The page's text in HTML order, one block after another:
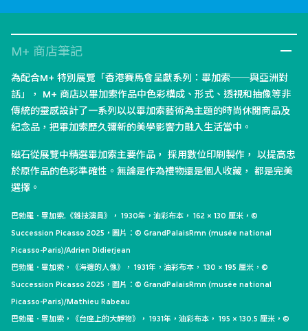
M+ 商店筆記
為配合M+ 特別展覽「香港賽馬會呈獻系列：畢加索──與亞洲對
話」， M+ 商店以畢加索作品中色彩構成、形式、透視和抽像等非
傳統的靈感設計了一系列以以畢加索藝術為主題的時尚休閒商品及
紀念品，把畢加索歷久彌新的美學影響力融入生活當中。
磁石從展覽中精選畢加索主要作品， 採用數位印刷製作， 以提高忠
於原作品的色彩準確性。無論是作為禮物還是個人收藏， 都是完美
選擇。
巴勃羅．畢加索,《雜技演員》， 1930年，油彩布本， 162 × 130 厘米，©
Succession Picasso 2025，圖片：© GrandPalaisRmn (musée national
Picasso-Paris)/Adrien Didierjean
巴勃羅．畢加索，《海邊的人像》， 1931年，油彩布本， 130 × 195 厘米，©
Succession Picasso 2025，圖片：© GrandPalaisRmn (musée national
Picasso-Paris)/Mathieu Rabeau
巴勃羅．畢加索，《台座上的大靜物》， 1931年，油彩布本， 195 × 130.5 厘米，©